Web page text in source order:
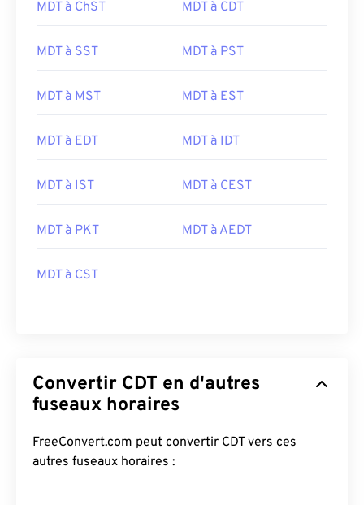
MDT à ChST MDT à CDT
MDT à SST MDT à PST
MDT à MST MDT à EST
MDT à EDT MDT à IDT
MDT à IST MDT à CEST
MDT à PKT MDT à AEDT
MDT à CST
Convertir CDT en d'autres
fuseaux horaires
FreeConvert.com peut convertir CDT vers ces
autres fuseaux horaires :